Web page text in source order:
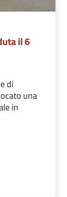
il 6
di
una
in